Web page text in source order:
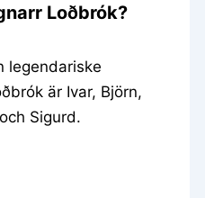
Loðbrók?
legendariske
är Ivar, Björn,
Sigurd.